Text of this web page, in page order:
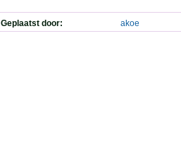
Geplaatst door: akoe